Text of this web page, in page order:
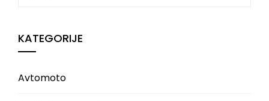
KATEGORIJE
Avtomoto